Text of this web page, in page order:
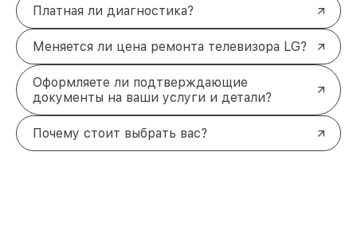
Платная ли диагностика?
Меняется ли цена ремонта телевизора LG?
Оформляете ли подтверждающие
документы на ваши услуги и детали?
Почему стоит выбрать вас?